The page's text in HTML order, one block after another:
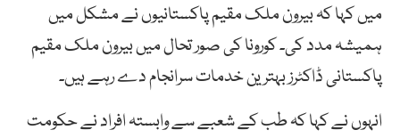
میں کہا کہ بیرون ملک مقیم پاکستانیوں نے مشکل میں
ہمیشہ مدد کی۔ کورونا کی صور تحال میں بیرون ملک مقیم
پاکستانی ڈاکٹرز بہترین خدمات سرانجام دے رہے ہیں۔
انہوں نے کہا کہ طب کے شعبے سے وابستہ افراد نے حکومت